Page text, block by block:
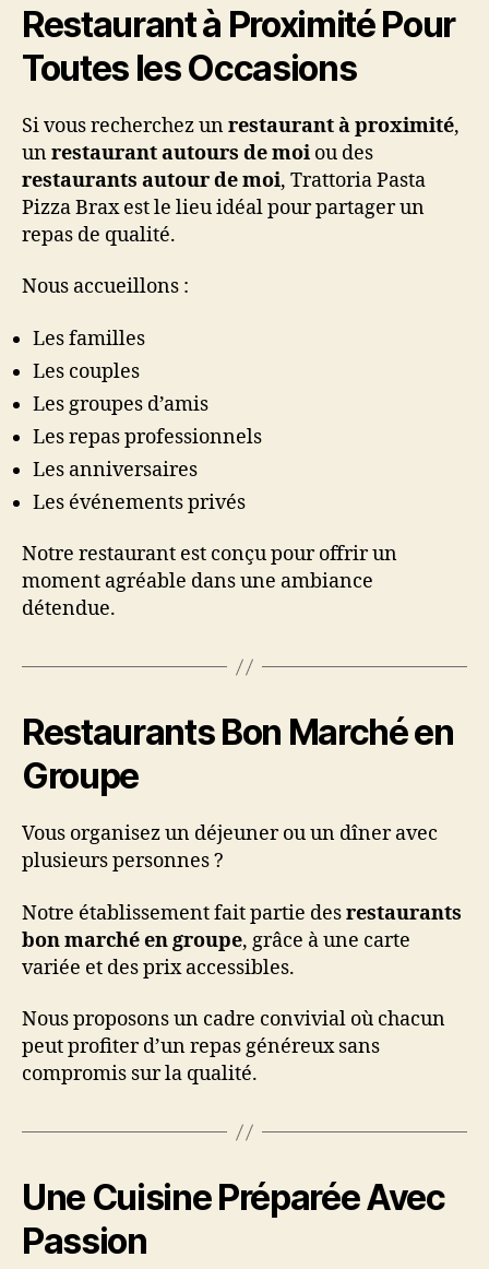
Restaurant à Proximité Pour
Toutes les Occasions
Si vous recherchez unrestaurant à proximité,
unrestaurant autours de moi ou des
restaurants autour de moi, Trattoria Pasta
Pizza Brax est le lieu idéal pour partager un
repas de qualité.
Nous accueillons :
Les familles
Les couples
Les groupes d’amis
Les repas professionnels
Les anniversaires
Les événements privés
Notre restaurant est conçu pour offrir un
moment agréable dans une ambiance
détendue.
Restaurants Bon Marché en
Groupe
Vous organisez un déjeuner ou un dîner avec
plusieurs personnes ?
Notre établissement fait partie desrestaurants
bon marché en groupe, grâce à une carte
variée et des prix accessibles.
Nous proposons un cadre convivial où chacun
peut profiter d’un repas généreux sans
compromis sur la qualité.
Une Cuisine Préparée Avec
Passion